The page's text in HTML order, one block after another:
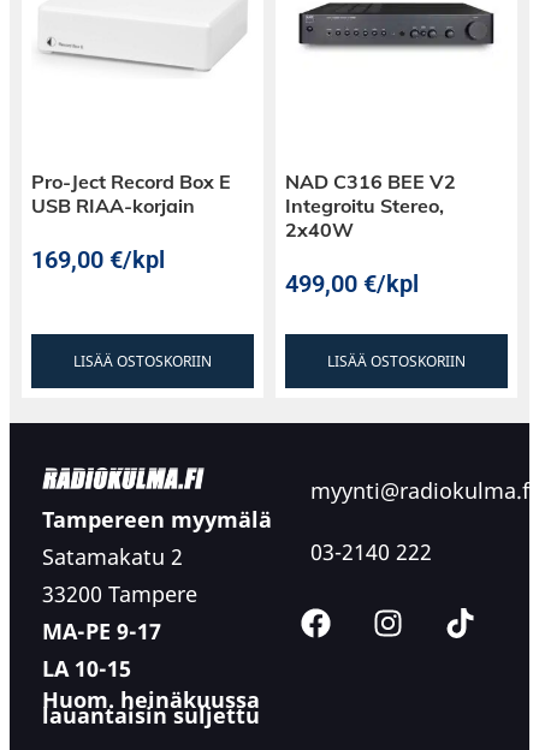
Pro-Ject Record Box E
USB RIAA-korjain
169,00€/kpl
LISÄÄ OSTOSKORIIN
NAD C316 BEE V2
Integroitu Stereo,
2x40W
499,00€/kpl
LISÄÄ OSTOSKORIIN
Tampereen myymälä
Satamakatu 2
33200 Tampere
MA-PE 9-17
LA 10-15
Huom. heinäkuussa
lauantaisin suljettu
myynti@radiokulma.fi
03-2140 222